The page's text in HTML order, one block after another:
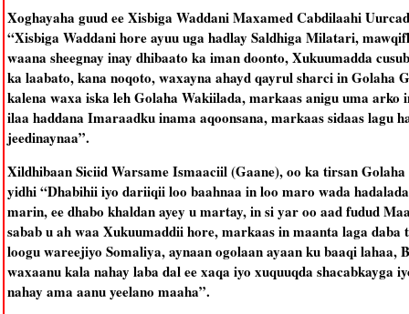
Xoghayaha guud ee Xisbiga Waddani Maxamed Cabdilaahi
“Xisbiga Waddani hore ayuu uga hadlay Saldhiga Milatari,
waana sheegnay inay dhibaato ka iman doonto, Xukuumadda
ka laabato, kana noqoto, waxayna ahayd qayrul sharci in Golaha
kalena waxa iska leh Golaha Wakiilada, markaas anigu uma
ilaa haddana Imaraadku inama aqoonsana, markaas sidaas lagu
jeedinaynaa”.
Xildhibaan Siciid Warsame Ismaaciil (Gaane), oo ka tirsan
yidhi “Dhabihii iyo dariiqii loo baahnaa in loo maro wada
marin, ee dhabo khaldan ayey u martay, in si yar oo aad fudud
sabab u ah waa Xukuumaddii hore, markaas in maanta laga
loogu wareejiyo Somaliya, aynaan ogolaan ayaan ku baaqi lahaa,
waxaanu kala nahay laba dal ee xaqa iyo xuquuqda shacabkayga
nahay ama aanu yeelano maaha”.